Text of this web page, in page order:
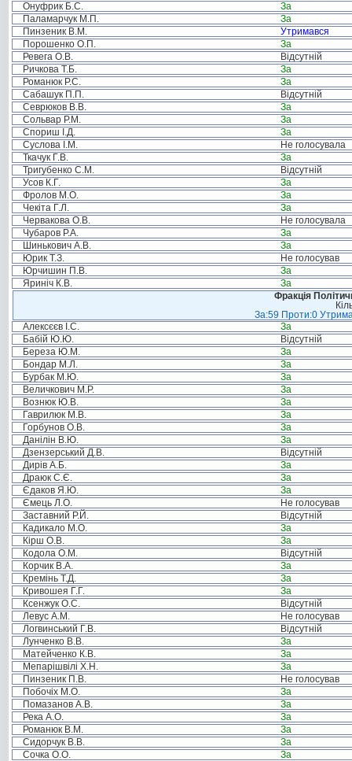
Онуфрик Б.С.
За
Паламарчук М.П.
За
Пинзеник В.М.
Утримався
Порошенко О.П.
За
Ревега О.В.
Відсутній
Ричкова Т.Б.
За
Романюк Р.С.
За
Сабашук П.П.
Відсутній
Севрюков В.В.
За
Сольвар Р.М.
За
Спориш І.Д.
За
Суслова І.М.
Не голосувала
Ткачук Г.В.
За
Тригубенко С.М.
Відсутній
Усов К.Г.
За
Фролов М.О.
За
Чекіта Г.Л.
За
Червакова О.В.
Не голосувала
Чубаров Р.А.
За
Шинькович А.В.
За
Юрик Т.З.
Не голосував
Юрчишин П.В.
За
Яриніч К.В.
За
Фракція
За:59 Проти:0
Алексєєв І.С.
За
Бабій Ю.Ю.
Відсутній
Береза Ю.М.
За
Бондар М.Л.
За
Бурбак М.Ю.
За
Величкович М.Р.
За
Вознюк Ю.В.
За
Гаврилюк М.В.
За
Горбунов О.В.
За
Данілін В.Ю.
За
Дзензерський Д.В.
Відсутній
Дирів А.Б.
За
Драюк С.Є.
За
Єдаков Я.Ю.
За
Ємець Л.О.
Не голосував
Заставний Р.Й.
Відсутній
Кадикало М.О.
За
Кірш О.В.
За
Кодола О.М.
Відсутній
Корчик В.А.
За
Кремінь Т.Д.
За
Кривошея Г.Г.
За
Ксенжук О.С.
Відсутній
Левус А.М.
Не голосував
Логвинський Г.В.
Відсутній
Лунченко В.В.
За
Матейченко К.В.
За
Мепарішвілі Х.Н.
За
Пинзеник П.В.
Не голосував
Побочіх М.О.
За
Помазанов А.В.
За
Река А.О.
За
Романюк В.М.
За
Сидорчук В.В.
За
Сочка О.О.
За